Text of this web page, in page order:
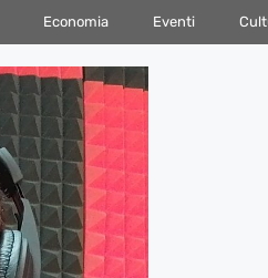
Economia Eventi